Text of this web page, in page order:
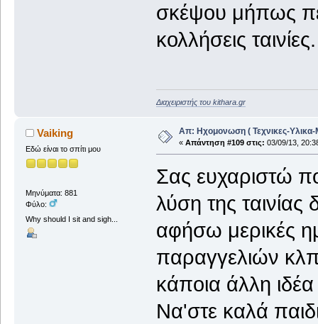
σκέψου μήπως
κολλήσεις ταινίες.
Διαχειριστής του kithara.gr
Vaiking
Εδώ είναι το σπίτι μου
Μηνύματα: 881
Φύλο:
Why should I sit and sigh...
Απ: Ηχομονωση ( Τεχνικες-Υλικα-
« Απάντηση #109 στις: 03/09/13,
Σας ευχαριστώ
λύση της
αφήσω μερικές
παραγγελιών
κάποια άλλη
Να'στε καλά